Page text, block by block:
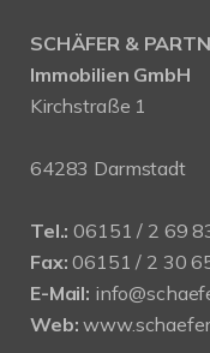
SCHÄFER &
Immobilien GmbH
Kirchstraße 1
64283 Darmstadt
Tel.: 06151 / 2 69
Fax: 06151 / 2 30
E-Mail:
Web: